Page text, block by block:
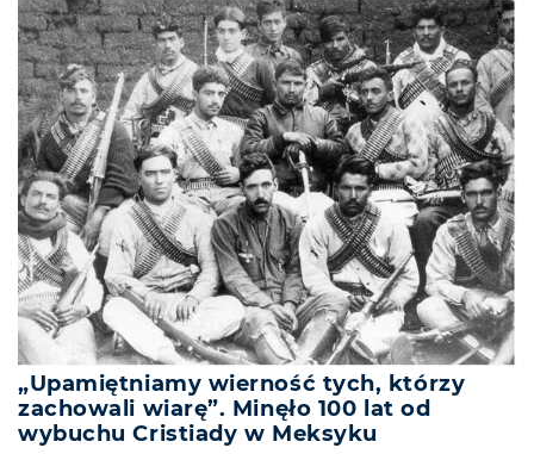
„Upamiętniamy wierność tych, którzy
zachowali wiarę”. Minęło 100 lat od
wybuchu Cristiady w Meksyku